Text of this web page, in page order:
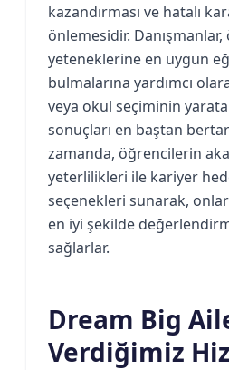
kazandırması ve hatalı
önlemesidir.
yeteneklerine en uygun
bulmalarına yardımcı
veya okul seçiminin
sonuçları en baştan
zamanda, öğrencilerin
yeterlilikleri ile kariyer
seçenekleri sunarak,
en iyi şekilde
sağlarlar.
Dream Big
Verdiğimiz